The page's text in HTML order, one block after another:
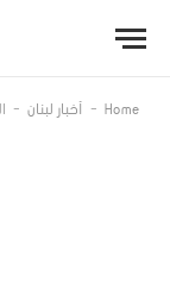
Home
- أخبار لبنان -